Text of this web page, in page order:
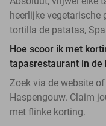
heerlijke vegetarische
tortilla de patatas,
Hoe scoor ik met
tapasrestaurant in de
Zoek via de website
Haspengouw. Claim
met flinke korting.